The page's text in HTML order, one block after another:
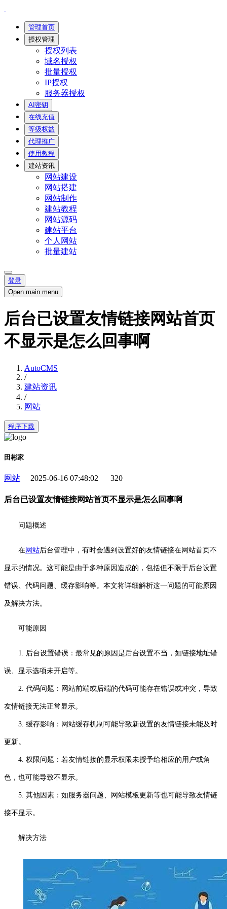
管理首页
授权管理
授权列表
域名授权
批量授权
IP授权
服务器授权
AI密钥
在线充值
等级权益
代理推广
使用教程
建站资讯
网站建设
网站搭建
网站制作
建站教程
网站源码
建站平台
个人网站
批量建站
登录
Open main menu
后台已设置友情链接网站首页
不显示是怎么回事啊
AutoCMS
/
建站资讯
/
网站
程序下载
田彬家
网站 2025-06-16 07:48:02 320
后台已设置友情链接网站首页不显示是怎么回事啊
问题概述
在网站后台管理中，有时会遇到设置好的友情链接在网站首页不
显示的情况。这可能是由于多种原因造成的，包括但不限于后台设置
错误、代码问题、缓存影响等。本文将详细解析这一问题的可能原因
及解决方法。
可能原因
1. 后台设置错误：最常见的原因是后台设置不当，如链接地址错
误、显示选项未开启等。
2. 代码问题：网站前端或后端的代码可能存在错误或冲突，导致
友情链接无法正常显示。
3. 缓存影响：网站缓存机制可能导致新设置的友情链接未能及时
更新。
4. 权限问题：若友情链接的显示权限未授予给相应的用户或角
色，也可能导致不显示。
5. 其他因素：如服务器问题、网站模板更新等也可能导致友情链
接不显示。
解决方法